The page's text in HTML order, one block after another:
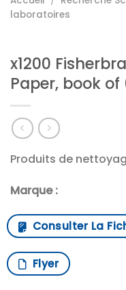
laboratoires
x1200
Paper, book of
Produits de
Marque :
Consulter La
Flyer